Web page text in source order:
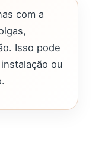
com a
Isso pode
ou